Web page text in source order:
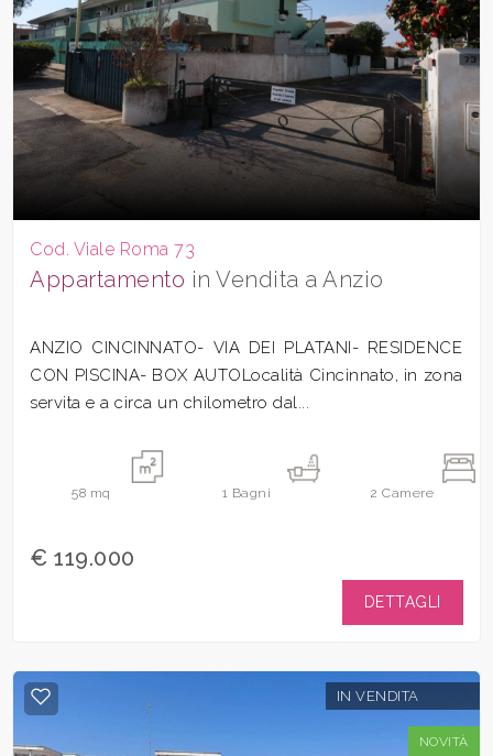
Cod. Viale Roma 73
Appartamento in Vendita a Anzio
ANZIO CINCINNATO- VIA DEI PLATANI- RESIDENCE
CON PISCINA- BOX AUTOLocalità Cincinnato, in zona
servita e a circa un chilometro dal...
58 mq 1 Bagni 2 Camere
€ 119.000
DETTAGLI
IN VENDITA
NOVITÀ